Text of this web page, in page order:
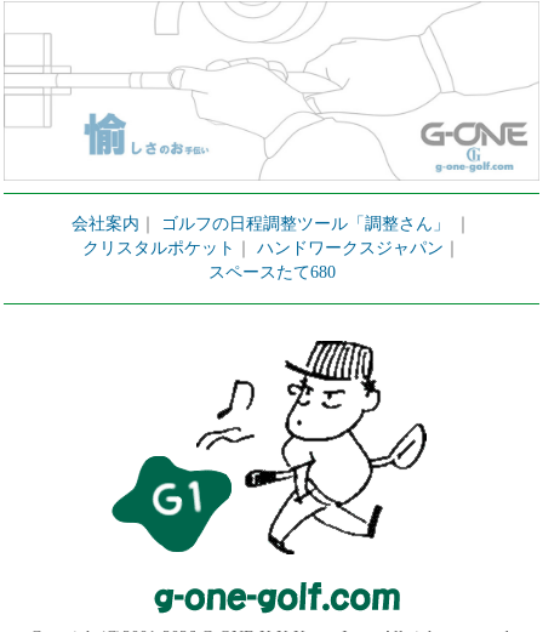
会社案内 ゴルフの日程調整ツール「調整さん」
クリスタルポケット
ハンドワークスジャパン
スペースたて680